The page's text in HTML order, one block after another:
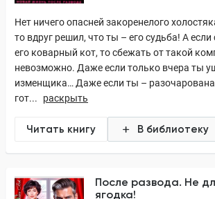
Нет ничего опасней закоренелого
то вдруг решил, что ты – его судьба! А
его коварный кот, то сбежать от такой
невозможно. Даже если только вчера ты
изменщика… Даже если ты –
гот...
раскрыть
Читать книгу В библиотеку
После развода. Не
ягодка!